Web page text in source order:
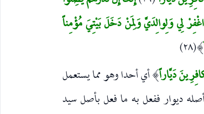
لِي وَلِوالِدَيَّ وَلِمَنْ دَخَلَ بَيْتِيَ مُؤْمِناً
)(٢٨)
دَيَّاراً)أي أحدا وهو مما يستعمل
ديوار ففعل به ما فعل بأصل سيد